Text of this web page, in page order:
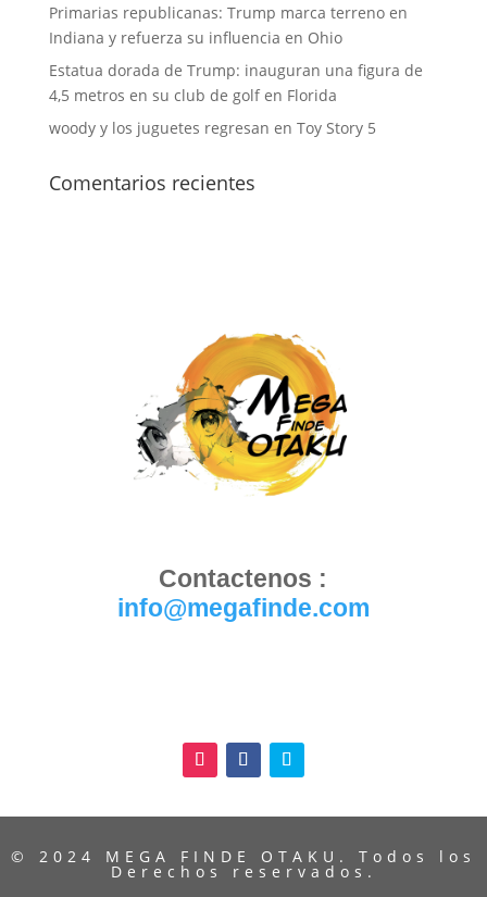
Primarias republicanas: Trump marca terreno en
Indiana y refuerza su influencia en Ohio
Estatua dorada de Trump: inauguran una figura de
4,5 metros en su club de golf en Florida
woody y los juguetes regresan en Toy Story 5
Comentarios recientes
Contactenos :
info@megafinde.com
© 2024 MEGA FINDE OTAKU. Todos los
Derechos reservados.